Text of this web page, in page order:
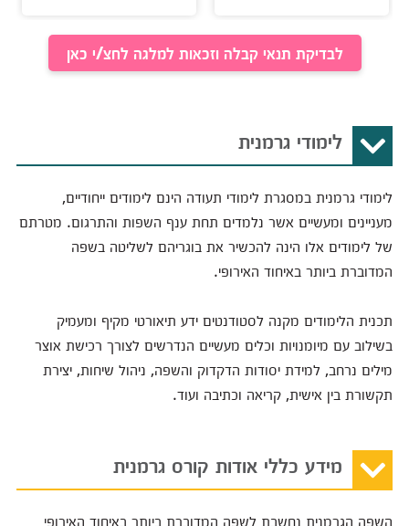
לבדיקת תנאי קבלה וזכאות למלגה לחצ/י כאן
לימודי גרמנית
לימודי גרמנית במסגרת לימודי תעודה הינם לימודים ייחודיים,
מעניינים ומעשיים אשר נלמדים תחת ענף השפות והתרגום. מטרתם
של לימודים אלו הינה להכשיר את בוגריהם לשליטה בשפה
המדוברת ביותר באיחוד האירופי.
תכנית הלימודים מקנה לסטודנטים ידע תיאורטי מקיף ומעמיק
בשילוב עם מיומנויות וכלים מעשיים הנדרשים לצורך רכישת אוצר
מילים נרחב, למידת יסודות הדקדוק והשפה, ניהול שיחות, יצירת
תקשורת בין אישית, קריאה וכתיבה ועוד.
מידע כללי אודות קורס גרמנית
השפה הגרמנית נחשבת לשפה המדוברת ביותר באיחוד האירופי